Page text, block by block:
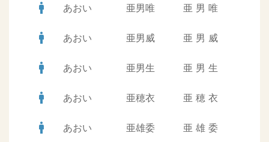
man あおい 亜男唯 亜 男 唯
man あおい 亜男威 亜 男 威
man あおい 亜男生 亜 男 生
man あおい 亜穂衣 亜 穂 衣
man あおい 亜雄委 亜 雄 委